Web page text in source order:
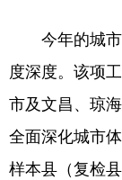
今年的城市
度深度。该项
市及文昌、琼
全面深化城市
样本县（复检